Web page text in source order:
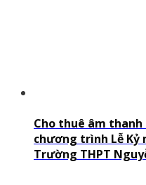
Cho thuê âm thanh
chương trình Lễ Kỷ
Trường THPT